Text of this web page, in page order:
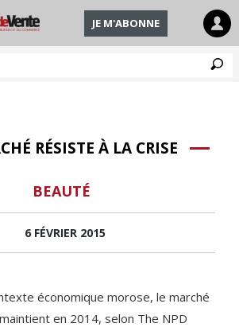
JE M'ABONNE
RÉSISTE À LA CRISE
BEAUTÉ
6 FÉVRIER 2015
économique morose, le marché
en 2014, selon The NPD